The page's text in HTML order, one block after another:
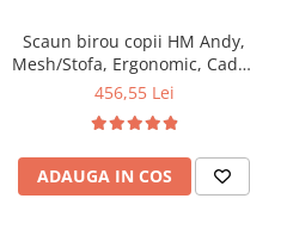
Saltele cu plasa de arcuri
Saltele cu spuma
Mobila bucatarie
Seturi mese si scaune bucatarie
Mobilier hol
Suporturi si rafturi pantofi
Portmantouri
Scaun birou copii HM Andy,
Mesh/Stofa, Ergonomic, Cadru
Cromat, Inaltime ajustabila,
Verde
456,55 Lei
ADAUGA IN COS